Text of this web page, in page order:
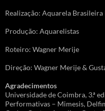
Realização: Aquarela Brasileira
Produção: Aquarelistas
Roteiro: Wagner Merije
Direção: Wagner Merije &
Agradecimentos
Universidade de Coimbra, 3.ª
Performativas – Mimesis,